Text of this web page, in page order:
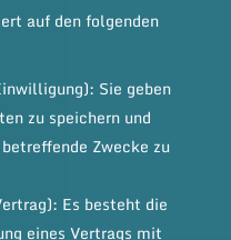
auf den folgenden
Sie geben
zu speichern und
Zwecke zu
Es besteht die
eines Vertrags mit